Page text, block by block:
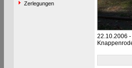
Zerlegungen
22.10.2006